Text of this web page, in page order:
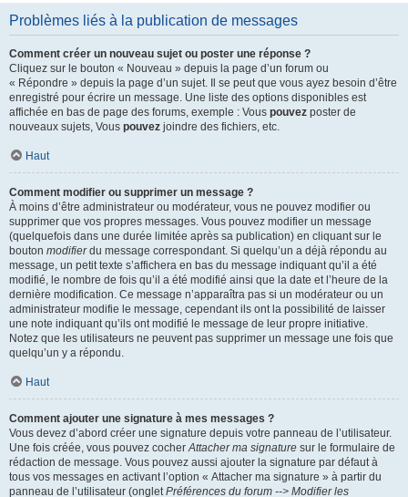
Problèmes liés à la publication de messages
Comment créer un nouveau sujet ou poster une réponse ?
Cliquez sur le bouton « Nouveau » depuis la page d’un forum ou
« Répondre » depuis la page d’un sujet. Il se peut que vous ayez besoin d’être
enregistré pour écrire un message. Une liste des options disponibles est
affichée en bas de page des forums, exemple : Vous pouvez poster de
nouveaux sujets, Vous pouvez joindre des fichiers, etc.
Haut
Comment modifier ou supprimer un message ?
À moins d’être administrateur ou modérateur, vous ne pouvez modifier ou
supprimer que vos propres messages. Vous pouvez modifier un message
(quelquefois dans une durée limitée après sa publication) en cliquant sur le
bouton modifierdu message correspondant. Si quelqu’un a déjà répondu au
message, un petit texte s’affichera en bas du message indiquant qu’il a été
modifié, le nombre de fois qu’il a été modifié ainsi que la date et l’heure de la
dernière modification. Ce message n’apparaîtra pas si un modérateur ou un
administrateur modifie le message, cependant ils ont la possibilité de laisser
une note indiquant qu’ils ont modifié le message de leur propre initiative.
Notez que les utilisateurs ne peuvent pas supprimer un message une fois que
quelqu’un y a répondu.
Haut
Comment ajouter une signature à mes messages ?
Vous devez d’abord créer une signature depuis votre panneau de l’utilisateur.
Une fois créée, vous pouvez cocherAttacher ma signature sur le formulaire de
rédaction de message. Vous pouvez aussi ajouter la signature par défaut à
tous vos messages en activant l’option « Attacher ma signature » à partir du
panneau de l’utilisateur (ongletPréférences du forum --> Modifier les